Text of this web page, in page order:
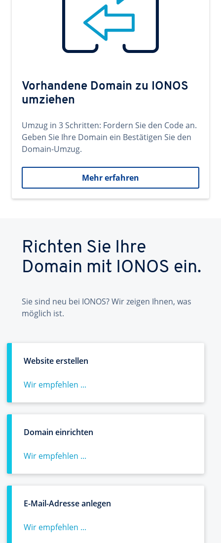
Vorhandene Domain zu IONOS
umziehen
Umzug in 3 Schritten: Fordern Sie den Code an.
Geben Sie Ihre Domain ein Bestätigen Sie den
Domain-Umzug.
Mehr erfahren
Richten Sie Ihre
Domain mit IONOS ein.
Sie sind neu bei IONOS? Wir zeigen Ihnen, was
möglich ist.
Website erstellen
Wir empfehlen ...
Domain einrichten
Wir empfehlen ...
E-Mail-Adresse anlegen
Wir empfehlen ...